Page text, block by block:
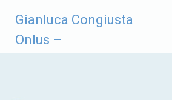
contenuto
Gianluca Congiusta
Onlus –